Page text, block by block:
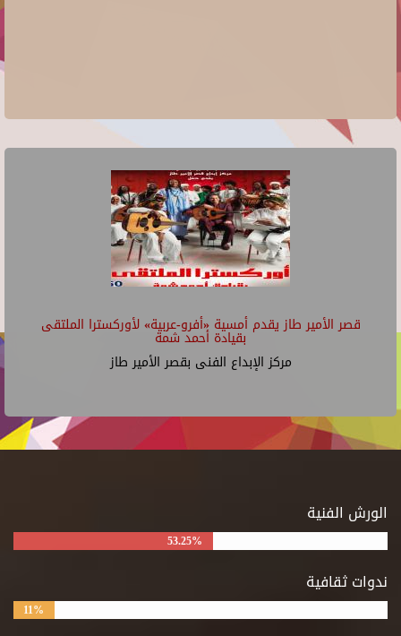
قصر الأمير طاز يقدم أمسية «أفرو-عربية» لأوركسترا الملتقى
بقيادة أحمد شمة
مركز الإبداع الفنى بقصر الأمير طاز
الورش الفنية
53.25%
ندوات ثقافية
11%